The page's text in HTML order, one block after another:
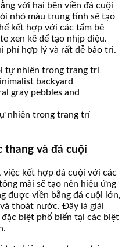
với hai bên viền đá cuội
nhỏ màu trung tính sẽ tạo
kết hợp với các tấm bê
xen kẽ để tạo nhịp điệu.
phí hợp lý và rất dễ bảo trì.
nhiên trong trang trí
thang và đá cuội
việc kết hợp đá cuội với các
mài sẽ tạo nên hiệu ứng
được viền bằng đá cuội lớn,
thoát nước. Đây là giải
biệt phổ biến tại các biệt